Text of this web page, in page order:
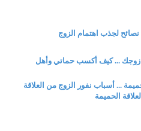
لجذب اهتمام الزوج
زوجك ... كيف أكسب حماتي وأهل
... أسباب نفور الزوج من العلاقة
الحميمة